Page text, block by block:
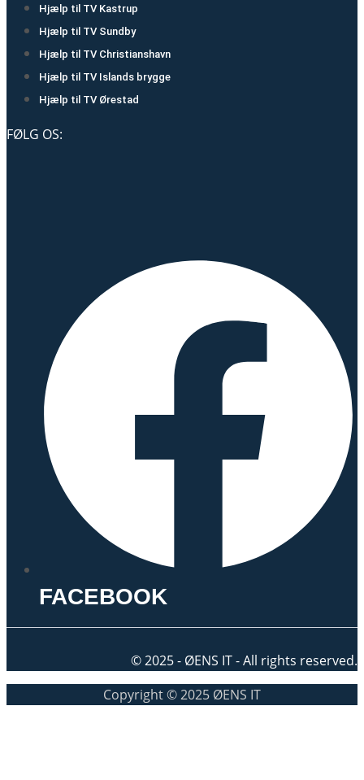
Hjælp til TV Kastrup
Hjælp til TV Sundby
Hjælp til TV Christianshavn
Hjælp til TV Islands brygge
Hjælp til TV Ørestad
FØLG OS:
FACEBOOK
© 2025 - ØENS IT - All rights reserved.
Copyright © 2025 ØENS IT